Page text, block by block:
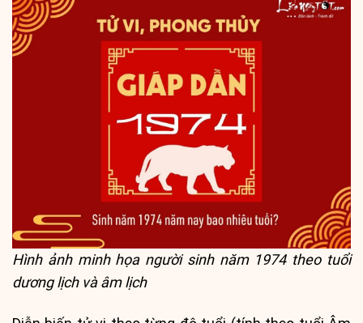
Hình ảnh minh họa người sinh năm 1974 theo tuổi
dương lịch và âm lịch